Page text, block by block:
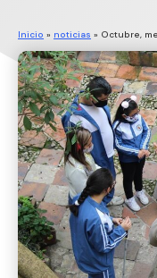
Inicio » noticias » Octubre,